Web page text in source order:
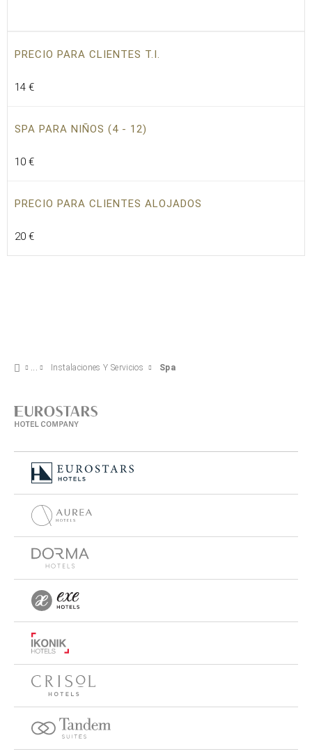
PRECIO PARA CLIENTES T.I.
14 €
SPA PARA NIÑOS (4 - 12)
10 €
PRECIO PARA CLIENTES ALOJADOS
20 €
Instalaciones Y Servicios Spa